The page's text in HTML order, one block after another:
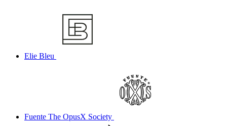
Elie Bleu
Fuente The OpusX Society